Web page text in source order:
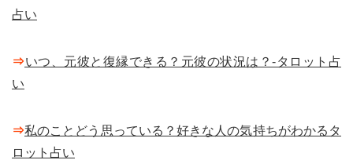
占い
⇒いつ、元彼と復縁できる？元彼の状況は？-タロット占
い
⇒私のことどう思っている？好きな人の気持ちがわかるタ
ロット占い